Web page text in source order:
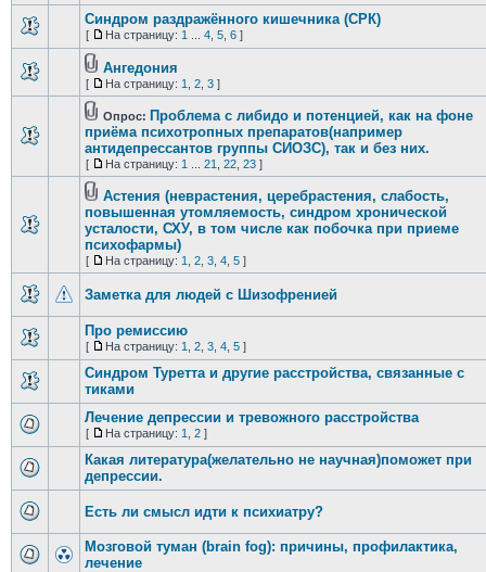
Синдром раздражённого кишечника (СРК)
[ На страницу: 1 4, 5, 6]
Ангедония
[ На страницу: 1 2, 3]
Опрос: Проблема с либидо и потенцией, как на фоне
приёма психотропных препаратов(например
антидепрессантов группы СИОЗС), так и без них.
[ На страницу: 1 21 22, 23]
Астения (неврастения, церебрастения, слабость,
повышенная утомляемость, синдром хронической
усталости, СХУ, в том числе как побочка при приеме
психофармы)
[ На страницу: 1 2, 3, 4, 5]
Заметка для людей с Шизофренией
Про ремиссию
[ На страницу: 1 2, 3, 4, 5]
Синдром Туретта и другие расстройства, связанные с
тиками
Лечение депрессии и тревожного расстройства
[ На страницу: 1 2]
Какая литература(желательно не научная)поможет при
депрессии.
Есть ли смысл идти к психиатру?
Мозговой туман (brain fog): причины, профилактика,
лечение